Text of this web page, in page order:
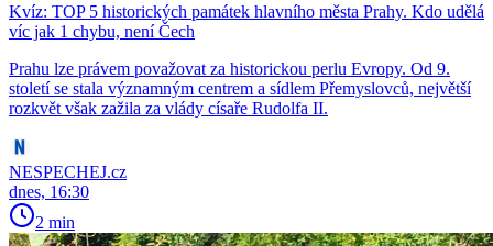
Kvíz: TOP 5 historických památek hlavního města Prahy. Kdo udělá
víc jak 1 chybu, není Čech
Prahu lze právem považovat za historickou perlu Evropy. Od 9.
století se stala významným centrem a sídlem Přemyslovců, největší
rozkvět však zažila za vlády císaře Rudolfa II.
NESPECHEJ.cz
dnes, 16:30
2 min